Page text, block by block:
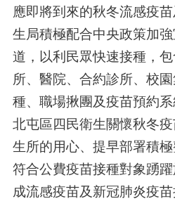
應即將到來的秋冬流感疫
生局積極配合中央政策加
道，以利民眾快速接種，
所、醫院、合約診所、校
種、職場揪團及疫苗預約
北屯區四民衛生關懷秋冬
生所的用心、提早部署積
符合公費疫苗接種對象踴
成流感疫苗及新冠肺炎疫苗